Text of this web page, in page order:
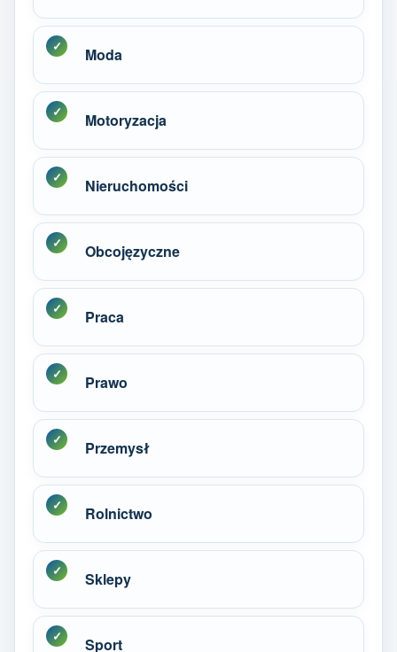
Moda
Motoryzacja
Nieruchomości
Obcojęzyczne
Praca
Prawo
Przemysł
Rolnictwo
Sklepy
Sport